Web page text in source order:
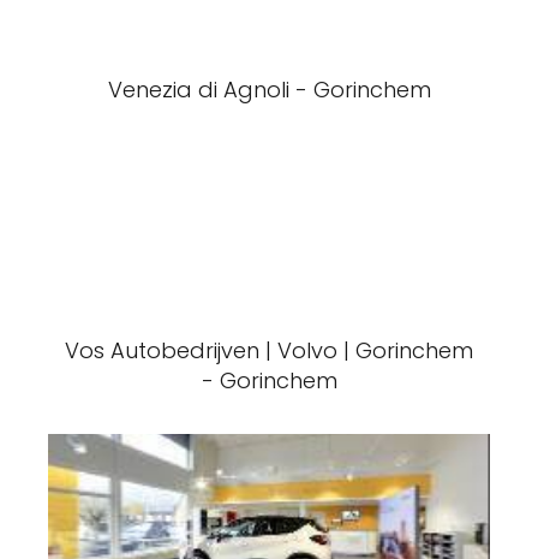
Venezia di Agnoli - Gorinchem
Vos Autobedrijven | Volvo | Gorinchem
- Gorinchem